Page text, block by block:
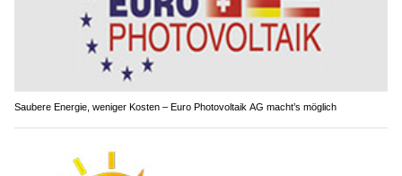
Saubere Energie, weniger Kosten – Euro Photovoltaik AG macht’s möglich